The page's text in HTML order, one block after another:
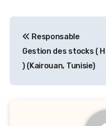
de
l’article
Responsable
Gestion des stocks ( H
) (Kairouan, Tunisie)